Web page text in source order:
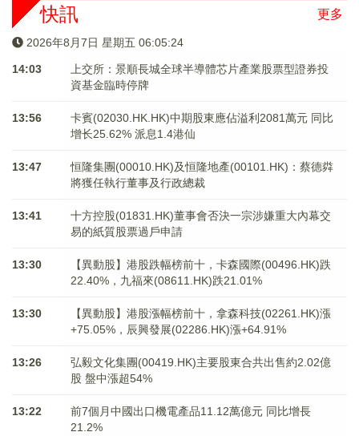
更多
快訊
2026年8月7日 星期五 06:05:25
14:03
上交所：景順長城全球半導體芯片產業股票型證券投
資基金臨時停牌
13:56
卡賓(02030.HK.HK)中期股東應佔溢利2081萬元 同比
增长25.62% 派息1.4港仙
13:47
恒隆集團(00010.HK)及恒隆地產(00101.HK)：蔡德粦
將獲任執行董事及行政總裁
13:41
十方控股(01831.HK)董事會否決一宗涉嫌重大內幕交
易的紙質股票過戶申請
13:30
【異動股】港股跌幅榜前十，卡森國際(00496.HK)跌
22.40%，九福來(08611.HK)跌21.01%
13:30
【異動股】港股漲幅榜前十，拿森科技(02261.HK)漲
+75.05%，辰興發展(02286.HK)漲+64.91%
13:26
弘毅文化集團(00419.HK)主要股東合共出售約2.02億
股 盤中漲超54%
13:22
前7個月中國出口機電產品11.12萬億元 同比增長
21.2%